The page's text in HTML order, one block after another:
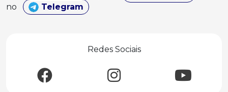
no
Telegram
Redes Sociais